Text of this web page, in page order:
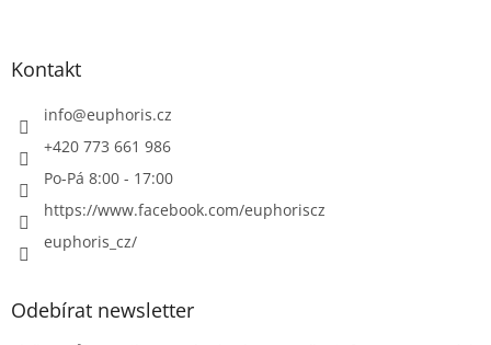
Kontakt
info@euphoris.cz
+420 773 661 986
Po-Pá 8:00 - 17:00
https://www.facebook.com/euphoriscz
euphoris_cz/
Odebírat newsletter